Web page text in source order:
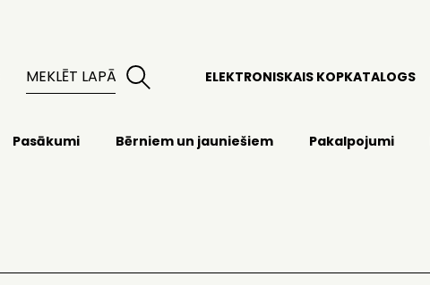
ELEKTRONISKAIS KOPKATALOGS
Pasākumi Bērniem un jauniešiem Pakalpojumi